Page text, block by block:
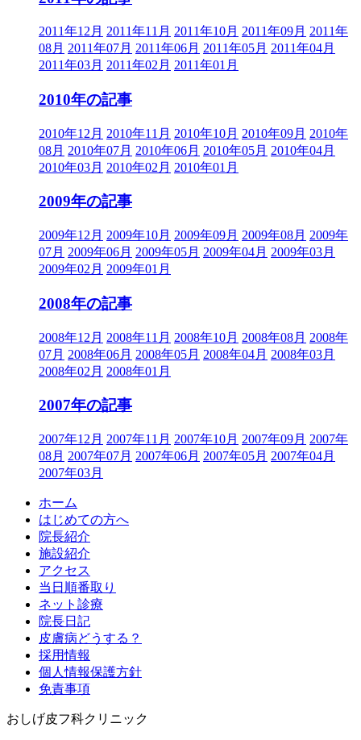
2011年12月 2011年11月 2011年10月 2011年09月 2011年
08月 2011年07月 2011年06月 2011年05月 2011年04月
2011年03月 2011年02月 2011年01月
2010年の記事
2010年12月 2010年11月 2010年10月 2010年09月 2010年
08月 2010年07月 2010年06月 2010年05月 2010年04月
2010年03月 2010年02月 2010年01月
2009年の記事
2009年12月 2009年10月 2009年09月 2009年08月 2009年
07月 2009年06月 2009年05月 2009年04月 2009年03月
2009年02月 2009年01月
2008年の記事
2008年12月 2008年11月 2008年10月 2008年08月 2008年
07月 2008年06月 2008年05月 2008年04月 2008年03月
2008年02月 2008年01月
2007年の記事
2007年12月 2007年11月 2007年10月 2007年09月 2007年
08月 2007年07月 2007年06月 2007年05月 2007年04月
2007年03月
ホーム
はじめての方へ
院長紹介
施設紹介
アクセス
当日順番取り
ネット診療
院長日記
皮膚病どうする？
採用情報
個人情報保護方針
免責事項
おしげ皮フ科クリニック